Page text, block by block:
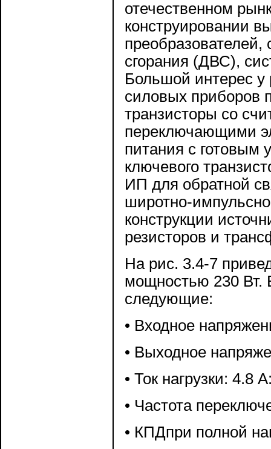
отечественном
конструировании
преобразователей,
сгорания (ДВС),
Большой интерес у
силовых
транзисторы со
переключающими
питания с готовым
ключевого
ИП для обратной
широтно-
конструкции
резисторов и
На рис. 3.4-7
мощностью 230 Вт.
следующие:
• Входное
• Выходное
• Ток нагрузки: 4.8
• Частота
• КПДпри полной